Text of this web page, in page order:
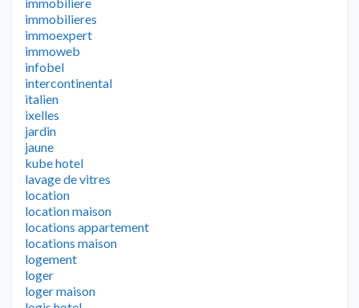
immobilieres
immoexpert
immoweb
infobel
intercontinental
italien
ixelles
jardin
jaune
kube hotel
lavage de vitres
location
location maison
locations appartement
locations maison
logement
loger
loger maison